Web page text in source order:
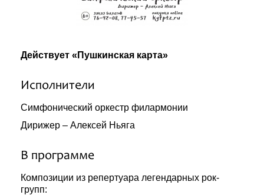
Действует «Пушкинская карта»
Исполнители
Симфонический оркестр филармонии
Дирижер – Алексей Ньяга
В программе
Композиции из репертуара легендарных рок-
групп: